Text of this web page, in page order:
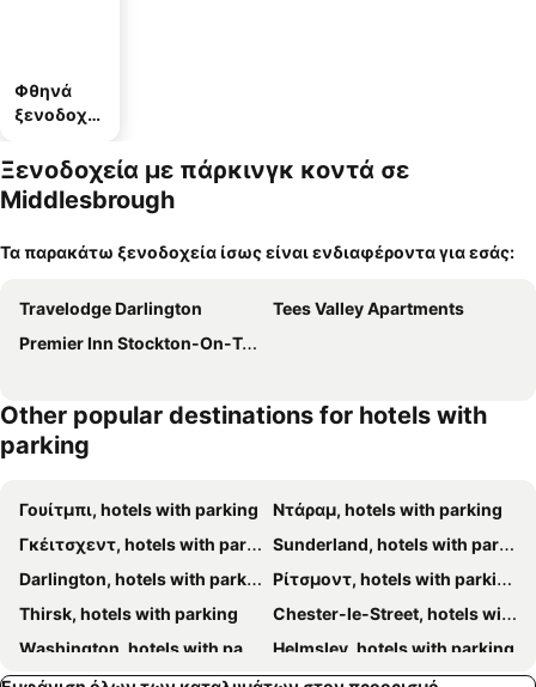
Φθηνά
ξενοδοχεί
Ξενοδοχεία με πάρκινγκ κοντά σε
Middlesbrough
Τα παρακάτω ξενοδοχεία ίσως είναι ενδιαφέροντα για εσάς:
Travelodge Darlington
Tees Valley Apartments
Premier Inn Stockton-On-Tees (Teesside)
Other popular destinations for hotels with
parking
Γουίτμπι, hotels with parking
Ντάραμ, hotels with parking
Γκέιτσχεντ, hotels with parking
Sunderland, hotels with parking
Darlington, hotels with parking
Ρίτσμοντ, hotels with parking
Thirsk, hotels with parking
Chester-le-Street, hotels with parking
Washington, hotels with parking
Helmsley, hotels with parking
Pickering, hotels with parking South Shields, hotels with parking